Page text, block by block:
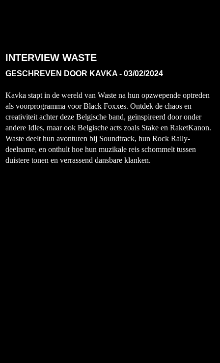
INTERVIEW WASTE
GESCHREVEN DOOR KAVKA - 03/02/2024
Kavka stapt in de wereld van Waste na hun opzwepende optreden
als voorprogramma voor Black Foxxes. Ontdek de chaos en
creativiteit achter deze Belgische band, geïnspireerd door onder
andere Idles, maar ook Belgische acts zoals Stake en RaketKanon.
Waste deelt hun avonturen bij Soundtrack, hun Rock Rally-
deelname, en onthult hoe hun muzikale reis schommelt tussen
duistere tonen en verrassend dansbare klanken.